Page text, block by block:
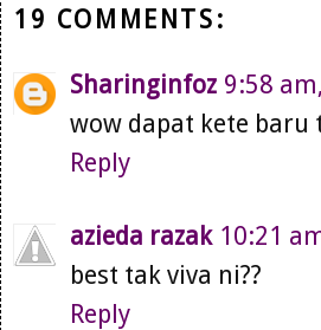
19 COMMENTS:
Sharinginfoz 9:58
wow dapat kete baru
Reply
azieda razak 10:21
best tak viva ni??
Reply